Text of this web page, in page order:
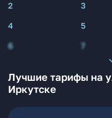
2
3
4
5
6
7
Лучшие тарифы на
Иркутске